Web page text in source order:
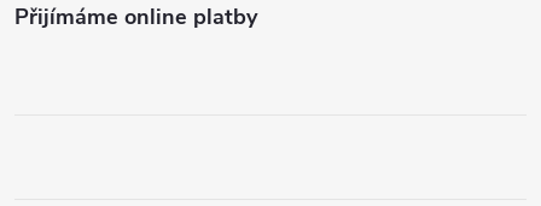
Přijímáme online platby